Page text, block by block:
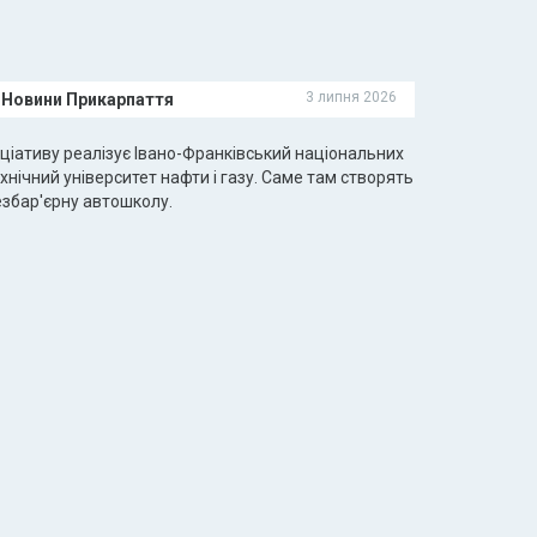
Новини Прикарпаття 3 липня 2026
реалізує Івано-Франківський національних
університет нафти і газу. Саме там створять
автошколу.